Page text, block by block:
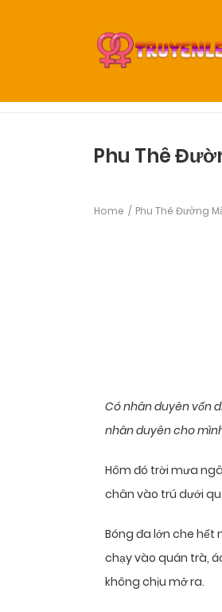
Phu Thê
Home Phu Thê Đường
Có nhân duyên vốn
nhân duyên cho
Hôm đó trời mưa
chân vào trú dưới
Bóng đa lớn che hết
chạy vào quán trà,
không chịu mở ra.